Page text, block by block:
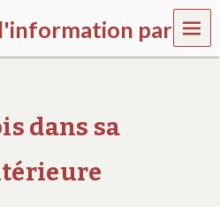
par
MEN
U
dans sa